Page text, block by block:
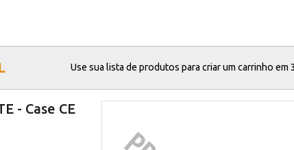
Use sua lista de produtos para criar um carrinho em
- Case CE